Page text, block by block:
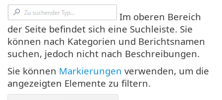
Im oberen Bereich
der Seite befindet sich eine Suchleiste. Sie
können nach Kategorien und Berichtsnamen
suchen, jedoch nicht nach Beschreibungen.
Sie können Markierungen verwenden, um die
angezeigten Elemente zu filtern.